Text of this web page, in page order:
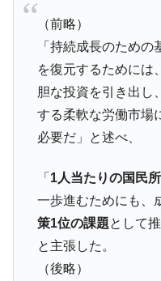
『Money1』
ぎ」では。
営業利益80.2％も減少
米国下院
にぶん殴る法案」提出
する差別。許してはおかぬ
他人事のような発言。
Fact1
日本の誇る海洋
塊！
Fact1
夏の甲子園、優
府県とは？
（前略）
「持続成長のため
を復元するためには
胆な投資を​​引き出し
する柔軟な労働市場
必要だ」と述べ、
「 1人当たりの国民
一歩進むためにも、
策1位の課題として
と主張した。
（後略）